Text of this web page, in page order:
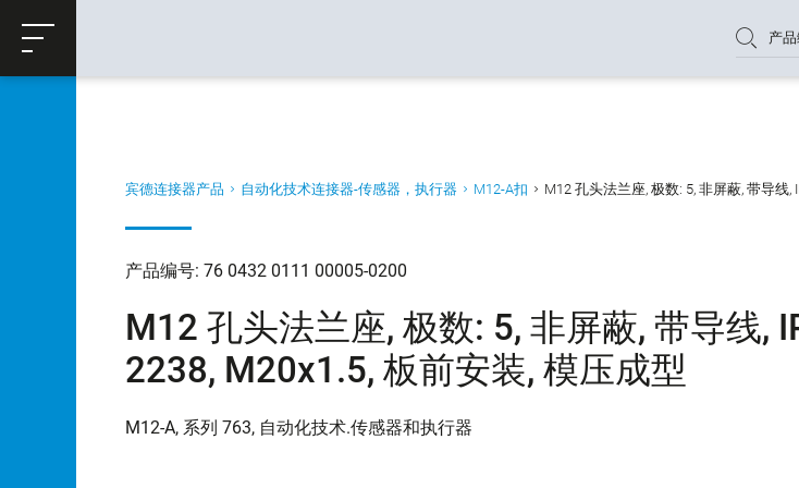
购物车
产
宾德连接器产品 自动化技术连接器-传感器，执行器 M12-A扣 M12 孔头法兰座, 极数: 5, 非屏蔽, 带导线,
产品编号: 76 0432 0111 00005-0200
M12 孔头法兰座, 极数: 5, 非屏蔽, 带导线,
2238, M20x1.5, 板前安装, 模压成型
M12-A, 系列 763, 自动化技术.传感器和执行器